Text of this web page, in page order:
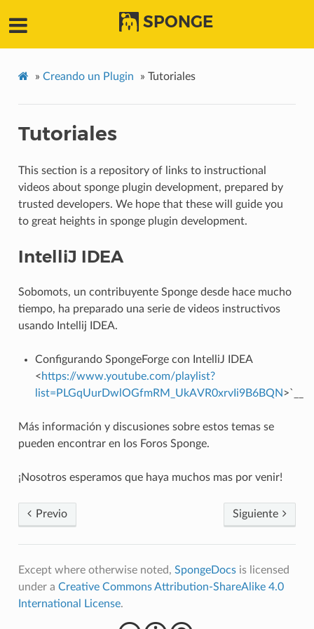
SPONGE
» Creando un Plugin » Tutoriales
Tutoriales
This section is a repository of links to instructional
videos about sponge plugin development, prepared by
trusted developers. We hope that these will guide you
to great heights in sponge plugin development.
IntelliJ IDEA
Sobomots, un contribuyente Sponge desde hace mucho
tiempo, ha preparado una serie de videos instructivos
usando Intellij IDEA.
Configurando SpongeForge con IntelliJ IDEA
<https://www.youtube.com/playlist?
list=PLGqUurDwlOGfmRM_UkAVR0xrvIi9B6BQN>`__
Más información y discusiones sobre estos temas se
pueden encontrar en los Foros Sponge.
¡Nosotros esperamos que haya muchos mas por venir!
Siguiente
Previo
Except where otherwise noted, SpongeDocsis licensed
under a Creative Commons Attribution-ShareAlike 4.0
International License.